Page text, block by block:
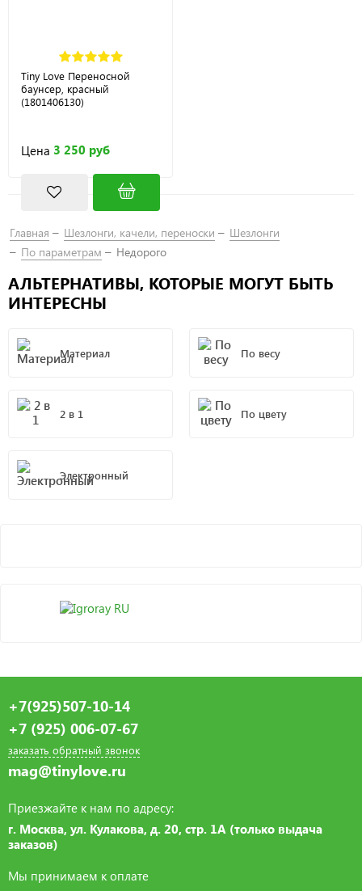
Tiny Love Переносной
баунсер, красный
(1801406130)
Цена 3 250 руб
Главная Шезлонги, качели, переноски
Шезлонги
По параметрам
Недорого
АЛЬТЕРНАТИВЫ, КОТОРЫЕ МОГУТ БЫТЬ
ИНТЕРЕСНЫ
Материал По весу
2 в 1 По цвету
Электронный
+7(925)507-10-14
+7 (925) 006-07-67
заказать обратный звонок
mag@tinylove.ru
Приезжайте к нам по адресу:
г. Москва, ул. Кулакова, д. 20, стр. 1А (только выдача
заказов)
Мы принимаем к оплате